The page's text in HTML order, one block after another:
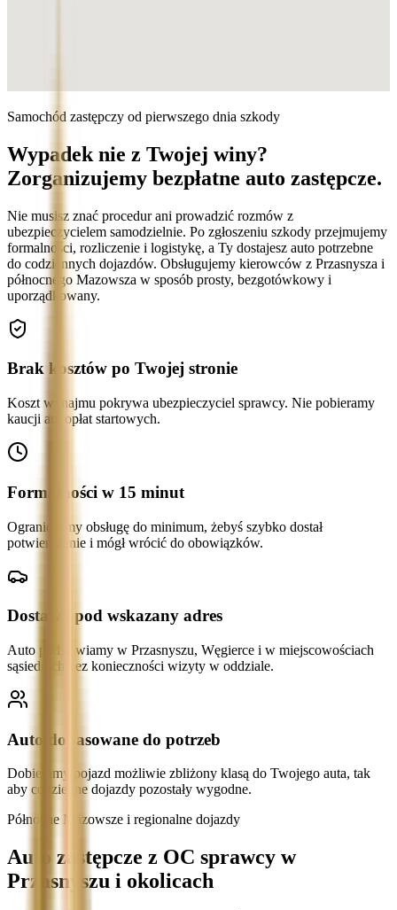
Samochód zastępczy od pierwszego dnia szkody
Wypadek nie z Twojej winy?
Zorganizujemy bezpłatne auto zastępcze.
Nie musisz znać procedur ani prowadzić rozmów z
ubezpieczycielem samodzielnie. Po zgłoszeniu szkody przejmujemy
formalności, rozliczenie i logistykę, a Ty dostajesz auto potrzebne
do codziennych dojazdów. Obsługujemy kierowców z Przasnysza i
północnego Mazowsza w sposób prosty, bezgotówkowy i
uporządkowany.
Brak kosztów po Twojej stronie
Koszt wynajmu pokrywa ubezpieczyciel sprawcy. Nie pobieramy
kaucji ani opłat startowych.
Formalności w 15 minut
Ograniczamy obsługę do minimum, żebyś szybko dostał
potwierdzenie i mógł wrócić do obowiązków.
Dostawa pod wskazany adres
Auto podstawiamy w Przasnyszu, Węgierce i w miejscowościach
sąsiednich bez konieczności wizyty w oddziale.
Auto dopasowane do potrzeb
Dobieramy pojazd możliwie zbliżony klasą do Twojego auta, tak
aby codzienne dojazdy pozostały wygodne.
Północne Mazowsze i regionalne dojazdy
Auto zastępcze z OC sprawcy w
Przasnyszu i okolicach